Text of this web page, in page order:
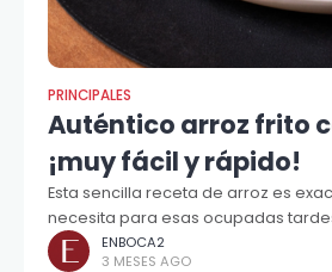
PRINCIPALES
Auténtico arroz frito
¡muy fácil y rápido!
Esta sencilla receta de arroz es
necesita para esas ocupadas
ENBOCA2
3 MESES AGO